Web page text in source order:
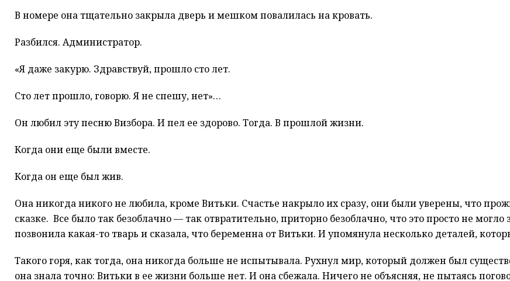
В номере она тщательно закрыла дверь и мешком повалилась на кровать.
Разбился. Администратор.
«Я даже закурю. Здравствуй, прошло сто лет.
Сто лет прошло, говорю. Я не спешу, нет»…
Он любил эту песню Визбора. И пел ее здорово. Тогда. В прошлой жизни.
Когда они еще были вместе.
Когда он еще был жив.
Она никогда никого не любила, кроме Витьки. Счастье накрыло их сразу, они были уверены, что
сказке. Все было так безоблачно — так отвратительно, приторно безоблачно, что это просто не
позвонила какая-то тварь и сказала, что беременна от Витьки. И упомянула несколько деталей,
Такого горя, как тогда, она никогда больше не испытывала. Рухнул мир, который должен был
она знала точно: Витьки в ее жизни больше нет. И она сбежала. Ничего не объясняя, не пытаясь